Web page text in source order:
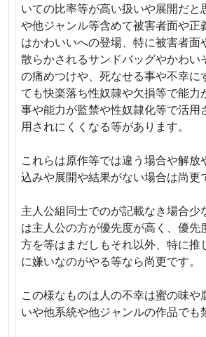
いての比率等が高い扱いや展開だと
や他ジャンル等含めて被害者面や正
はかわいいへの登場、特に被害者面
散らかされるサンドバッグやかわい
の痛めつけや、死なせる事や不幸に
ても快楽落ち性奴隷や欠損等で能力
事や能力が監禁や性奴隷化等で活用
用されにくくなる等があります。
これらは原作等では違う場合や解放
込みや展開や結果がない場合は尚更
主人公組同士でのが記載なき場合少
は主人公の方が優先度が高く、優先
方を等はまだしもそれ以外、特に推
に嫌いなのがやる等なら尚更です。
この様なものは人の不幸は蜜の味や
いや他系統や他ジャンルの作品でも